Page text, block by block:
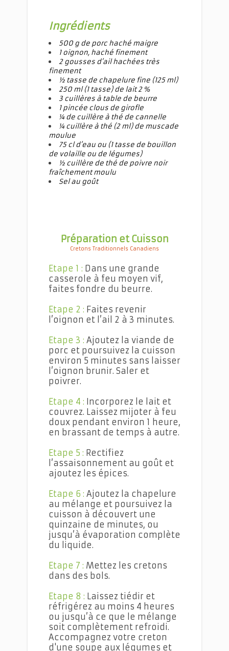
Ingrédients
500 g de porc haché maigre
1 oignon, haché finement
2 gousses d’ail hachées très
finement
½ tasse de chapelure fine (125 ml)
250 ml (1 tasse) de lait 2 %
3 cuillères à table de beurre
1 pincée clous de girofle
¼ de cuillère à thé de cannelle
¼ cuillère à thé (2 ml) de muscade
moulue
75 cl d’eau ou (1 tasse de bouillon
de volaille ou de légumes)
½ cuillère de thé de poivre noir
fraîchement moulu
Sel au goût
Préparation et Cuisson
Cretons Traditionnels Canadiens
Etape 1 : Dans une grande
casserole à feu moyen vif,
faites fondre du beurre.
Etape 2 : Faites revenir
l’oignon et l’ail 2 à 3 minutes.
Etape 3 : Ajoutez la viande de
porc et poursuivez la cuisson
environ 5 minutes sans laisser
l’oignon brunir. Saler et
poivrer.
Etape 4 : Incorporez le lait et
couvrez. Laissez mijoter à feu
doux pendant environ 1 heure,
en brassant de temps à autre.
Etape 5 : Rectifiez
l’assaisonnement au goût et
ajoutez les épices.
Etape 6 : Ajoutez la chapelure
au mélange et poursuivez la
cuisson à découvert une
quinzaine de minutes, ou
jusqu’à évaporation complète
du liquide.
Etape 7 : Mettez les cretons
dans des bols.
Etape 8 : Laissez tiédir et
réfrigérez au moins 4 heures
ou jusqu’à ce que le mélange
soit complètement refroidi.
Accompagnez votre creton
d'une soupe aux légumes et